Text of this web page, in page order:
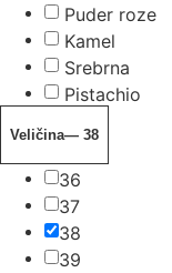
Puder roze
Kamel
Srebrna
Pistachio
Veličina— 38
36
37
38
39